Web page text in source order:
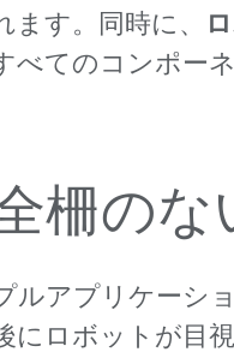
ます。同時に、
べてのコンポー
柵の
ルアプリケーシ
にロボットが目